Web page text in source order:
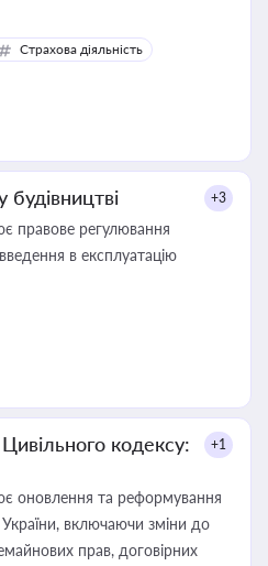
Страхова діяльність
будівництві +3
правове регулювання
в експлуатацію
кодексу:
+1
оновлення та реформування
включаючи зміни до
прав, договірних